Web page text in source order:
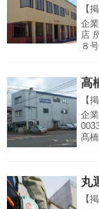
【
企
店
８
高
【
企
髙
丸
【